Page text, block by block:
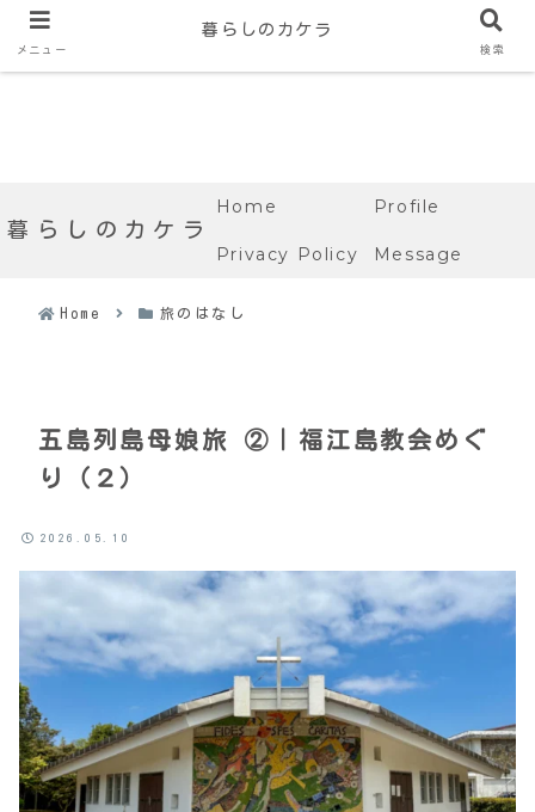
暮らしのカケラ
Home Profile
Privacy Policy Message
Home 旅のはなし
五島列島母娘旅 ②｜福江島教会めぐ
り（２）
2026.05.10
メニュー
暮らしのカケラ
検索